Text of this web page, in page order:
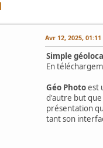
Avr 12, 2025, 01:11
Simple
En
Géo Photoest
d'autre but
présentation
tant son